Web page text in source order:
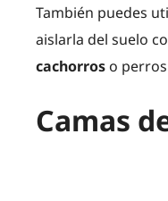
También puedes
aislarla del suelo
cachorros o
Camas